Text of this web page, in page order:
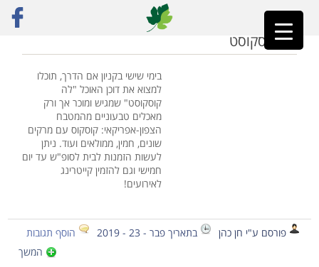
ראשי»צפון»
לה קוסקוסט
בימי שישי בקניון אם הדרך, תוכלו
למצוא את דוכן האוכל "לה
קוסקוסט" שמגיש ומוכר אך ורק
מאכלים טבעוניים מהמטבח
הצפון-אפריקאי: קוסקוס עם מרקים
שונים, חמין, ממולאים ועוד. ניתן
לעשות הזמנות לבית לסופ"ש עד יום
חמישי וגם להזמין קייטרינג
לאירועים!
פורסם ע"י חן כהן בתאריך פבר - 23 - 2019
הוסף תגובות
המשך